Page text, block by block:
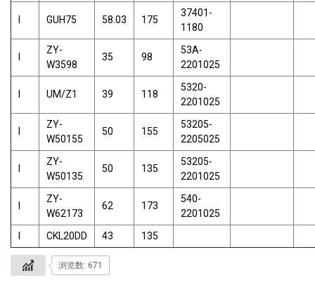
GUH75 58.03 175
37401-
1180
ZY-
W3598
35 98
53A-
2201025
UM/Z1 39 118
5320-
2201025
ZY-
W50155
50 155
53205-
2205025
ZY-
W50135
50 135
53205-
2201025
ZY-
W62173
62 173
540-
2201025
CKL20DD 43 135
浏览数: 671